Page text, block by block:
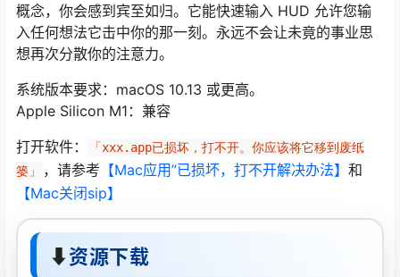
概念，你会感到宾至如归。它能快速输入 HUD 允许您输
入任何想法它击中你的那一刻。永远不会让未竟的事业思
想再次分散你的注意力。
系统版本要求：macOS 10.13 或更高。
Apple Silicon M1：兼容
打开软件：
「xxx.app已损坏，打不开。你应该将它移到废纸
篓」
，请参考 【Mac应用”已损坏，打不开解决办法】 和
【Mac关闭sip】
⬇资源下载